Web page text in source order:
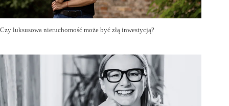
Czy luksusowa nieruchomość może być złą inwestycją?